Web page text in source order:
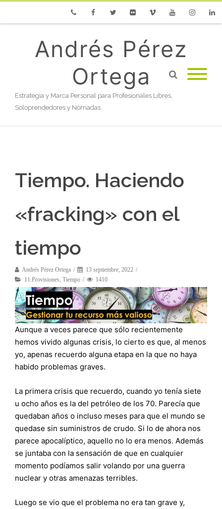
Andrés Pérez
Ortega
Estrategia y Marca Personal para Profesionales Libres,
Soloprendedores y Nómadas
Tiempo. Haciendo
«fracking» con el
tiempo
Andrés Pérez Ortega
13 septiembre, 2022
11.Provisiones, Tiempo 1410
Aunque a veces parece que sólo recientemente
hemos vivido algunas crisis, lo cierto es que, al menos
yo, apenas recuerdo alguna etapa en la que no haya
habido problemas graves.
La primera crisis que recuerdo, cuando yo tenía siete
u ocho años es la del petróleo de los 70. Parecía que
quedaban años o incluso meses para que el mundo se
quedase sin suministros de crudo. Si lo de ahora nos
parece apocalíptico, aquello no lo era menos. Además
se juntaba con la sensación de que en cualquier
momento podíamos salir volando por una guerra
nuclear y otras amenazas terribles.
Luego se vio que el problema no era tan grave y,